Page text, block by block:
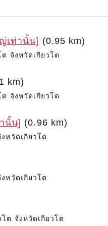
เท่านั้น] (0.95 km)
จังหวัดเกียวโต
km)
จังหวัดเกียวโต
นั้น] (0.96 km)
หวัดเกียวโต
หวัดเกียวโต
ต จังหวัดเกียวโต